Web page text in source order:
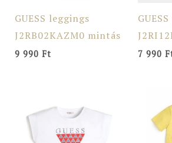
GUESS leggings
J2RB02KAZM0 mintás
9 990 Ft 7 990